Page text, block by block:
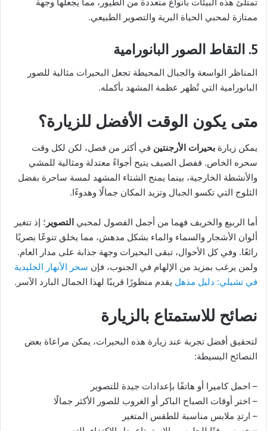
ممتازة لمحبي الحياة البرية والتصوير الطبيعي.
5. التقاط الصور البانورامية
المناظر الواسعة والجبال المحيطة تجعل البحيرات مثالية للصور
البانورامية التي تُظهر عظمة المشهد بأكمله.
متى يكون الوقت الأفضل للزيارة؟
يمكن زيارة بحيرات الأرجنتين في أكثر من فصل، لكن لكل وقت
سحره الخاص. ففصل الصيف يتيح أجواءً معتدلة ومثالية للمشي
والأنشطة الخارجية، بينما يمنح الشتاء المشهد لمسة ساحرة بفضل
الثلوج التي تكسو الجبال وتزيد المكان جمالًا وهدوءًا.
أما الربيع والخريف فهما من أجمل الفصول لمحبي التصوير ؛ إذ تتغير
ألوان الأشجار والسماء والماء بشكل مدهش، مما يخلق تنوعًا بصريًا
رائعًا. وفي كل الأحوال، تبقى البحيرات وجهة جذابة على مدار العام.
ولمن يرغب بمزيد من الإلهام في الجنوب، فإن سحر الأنهار الجليدية
في تشيلي: دليل مذهل يقدم منظورًا قريبًا لهذا الجمال البارد الآسر.
نصائح للاستمتاع بالزيارة
لتحقيق أفضل تجربة عند زيارة هذه البحيرات، يمكن مراعاة بعض
النصائح البسيطة:
– احمل كاميرا أو هاتفًا بإعدادات جيدة للتصوير
– اختر أوقات الصباح الباكر أو الغروب للصور الأكثر جمالًا
– ارتدِ ملابس مناسبة للطقس المتغير